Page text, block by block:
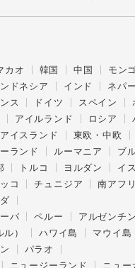
カオ 韓国 中国 モン
ドネシア インド ネパ
ス ドイツ スペイン
アイルランド ロシア
アイスランド 東欧・中欧
ランド ルーマニア
ブ
トルコ ヨルダン イ
コ チュニジア 南アフ
バ ペルー アルゼンチン
） ハワイ島 マウイ島
パラオ
ニュージーランド ニュー